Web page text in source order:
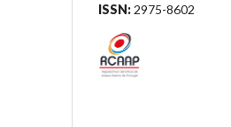
ISSN: 2975-8602